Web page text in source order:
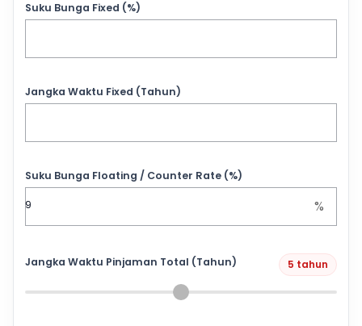
Suku Bunga Fixed (%)
Jangka Waktu Fixed (Tahun)
Suku Bunga Floating / Counter Rate (%)
%
Jangka Waktu Pinjaman Total (Tahun) 5 tahun